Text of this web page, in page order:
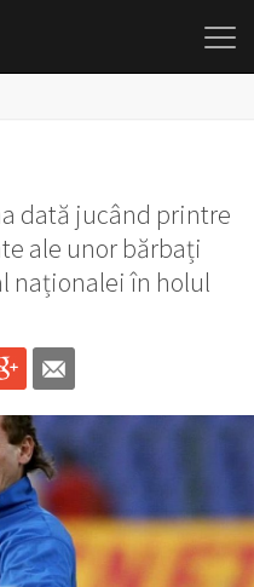
dată jucând printre
ale unor bărbați
naționalei în holul